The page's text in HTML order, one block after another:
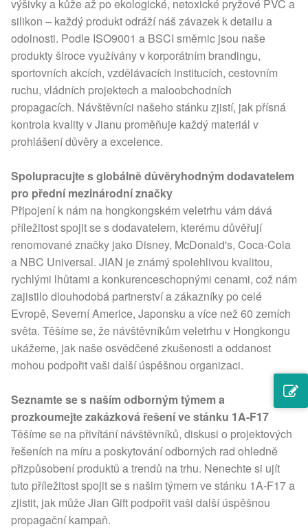
výšivky a kůže až po ekologické, netoxické pryžové PVC a
silikon – každý produkt odráží náš závazek k detailu a
odolnosti. Podle ISO9001 a BSCI směrnic jsou naše
produkty široce využívány v korporátním brandingu,
sportovních akcích, vzdělávacích institucích, cestovním
ruchu, vládních projektech a maloobchodních
propagacích. Návštěvníci našeho stánku zjistí, jak přísná
kontrola kvality v Jianu proměňuje každý materiál v
prohlášení důvěry a excelence.
Spolupracujte s globálně důvěryhodným dodavatelem
pro přední mezinárodní značky
Připojení k nám na hongkongském veletrhu vám dává
příležitost spojit se s dodavatelem, kterému důvěřují
renomované značky jako Disney, McDonald's, Coca-Cola
a NBC Universal. JIAN je známý spolehlivou kvalitou,
rychlými lhůtami a konkurenceschopnými cenami, což nám
zajistilo dlouhodobá partnerství a zákazníky po celé
Evropě, Severní Americe, Japonsku a více než 60 zemích
světa. Těšíme se, že návštěvníkům veletrhu v Hongkongu
ukážeme, jak naše osvědčené zkušenosti a oddanost
mohou podpořit vaši další úspěšnou organizaci.
Seznamte se s naším odborným týmem a
prozkoumejte zakázková řešení ve stánku 1A-F17
Těšíme se na přivítání návštěvníků, diskusi o projektových
řešeních na míru a poskytování odborných rad ohledně
přizpůsobení produktů a trendů na trhu. Nenechte si ujít
tuto příležitost spojit se s našim týmem ve stánku 1A-F17 a
zjistit, jak může Jian Gift podpořit vaši další úspěšnou
propagační kampaň.